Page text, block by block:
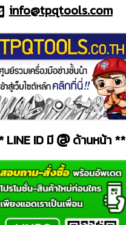
info@tpqtools.com
LINE ID มี @ด้านหน้า **